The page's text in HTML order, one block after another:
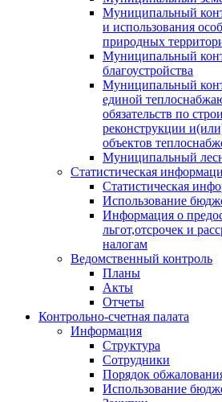
Муниципальный
и использования
природных
Муниципальный
благоустройства
Муниципальный
единой
обязательств по
реконструкции
объектов
Муниципальный
Статистическая
Статистическая
Использование
Информация о
льгот,отсрочек и
налогам
Ведомственный контроль
Планы
Акты
Отчеты
Контрольно-счетная палата
Информация
Структура
Сотрудники
Порядок
Использование